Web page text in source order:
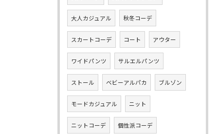
大人カジュアル 秋冬コーデ
スカートコーデ コート アウター
ワイドパンツ サルエルパンツ
ストール ベビーアルパカ ブルゾン
モードカジュアル ニット
ニットコーデ 個性派コーデ